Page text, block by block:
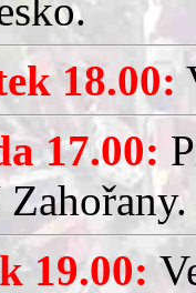
18.00:
17.00:
19.00: